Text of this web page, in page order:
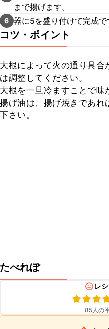
まで揚げます。
6 器に5を盛り付けて完成で
コツ・ポイント
大根によって火の通り具合
は調整してください。
大根を一旦冷ますことで味
揚げ油は、揚げ焼きであれ
下さい。
たべれぽ
レ
85人の